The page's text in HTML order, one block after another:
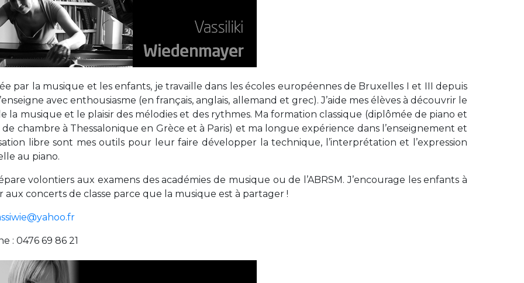
BE10 3100 9205 4504
Casiers
casiers@apeee-bxl1-services.be
BE52 3101 4777 1809
+32 (0)2 375 94 84
coordination@apeee-bxl1-services.be
Garderie Berkendael
par la musique et les enfants, je travaille dans les écoles européennes de Bruxelles I et III depuis
avec enthousiasme (en français, anglais, allemand et grec). J’aide mes élèves à découvrir le
la musique et le plaisir des mélodies et des rythmes. Ma formation classique (diplômée de piano et
chambre à Thessalonique en Grèce et à Paris) et ma longue expérience dans l’enseignement et
libre sont mes outils pour leur faire développer la technique, l’interprétation et l’expression
au piano.
volontiers aux examens des académies de musique ou de l’ABRSM. J’encourage les enfants à
aux concerts de classe parce que la musique est à partager !
: 0476 69 86 21